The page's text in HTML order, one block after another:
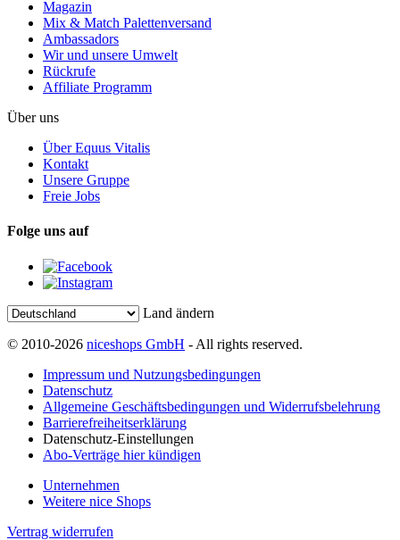
Magazin
Mix & Match Palettenversand
Ambassadors
Wir und unsere Umwelt
Rückrufe
Affiliate Programm
Über uns
Über Equus Vitalis
Kontakt
Unsere Gruppe
Freie Jobs
Folge uns auf
Land ändern
© 2010-2026 niceshops GmbH - All rights reserved.
Impressum und Nutzungsbedingungen
Datenschutz
Allgemeine Geschäftsbedingungen und Widerrufsbelehrung
Barrierefreiheitserklärung
Datenschutz-Einstellungen
Abo-Verträge hier kündigen
Unternehmen
Weitere nice Shops
Vertrag widerrufen